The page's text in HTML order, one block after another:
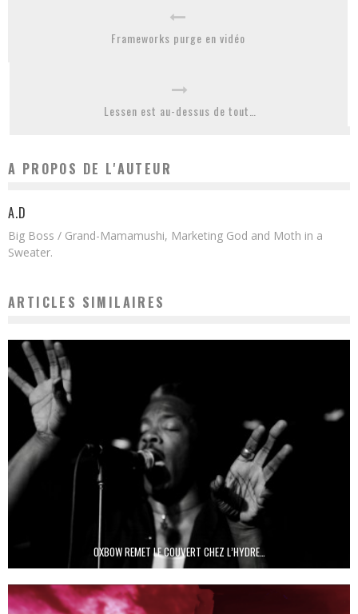
Frameworks purge en vidéo
Lessen est au-dessus de tout…
A PROPOS DE L'AUTEUR
A.D
Big Boss / Grand-Mamamushi, Marketing God and Moth in a
Sweater.
ARTICLES SIMILAIRES
OXBOW REMET LE COUVERT CHEZ L’HYDRE…